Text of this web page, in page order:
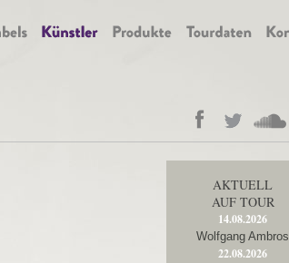
AKTUELL
AUF TOUR
14.08.2026
Wolfgang Ambros
22.08.2026